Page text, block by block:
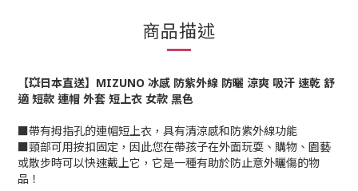
商品描述
【💥日本直送】MIZUNO 冰感 防紫外線 防曬 涼爽 吸汗 速乾 舒
適 短款 連帽 外套 短上衣 女款 黑色
■帶有拇指孔的連帽短上衣，具有清涼感和防紫外線功能
■頸部可用按扣固定，因此您在帶孩子在外面玩耍、購物、園藝
或散步時可以快速戴上它，它是一種有助於防止意外曬傷的物
品！